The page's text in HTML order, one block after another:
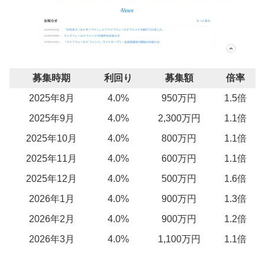
募集時期 利回り 募集額
倍率
2025年8月
4.0% 950万円
1.5倍
2025年9月
4.0% 2,300万円
1.1倍
2025年10月
4.0% 800万円
1.1倍
2025年11月
4.0% 600万円
1.1倍
2025年12月
4.0% 500万円
1.6倍
2026年1月
4.0% 900万円
1.3倍
2026年2月
4.0% 900万円
1.2倍
2026年3月
4.0% 1,100万円
1.1倍